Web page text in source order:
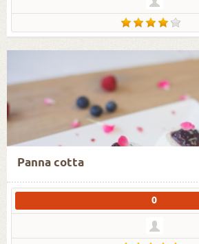
Panna cotta
0